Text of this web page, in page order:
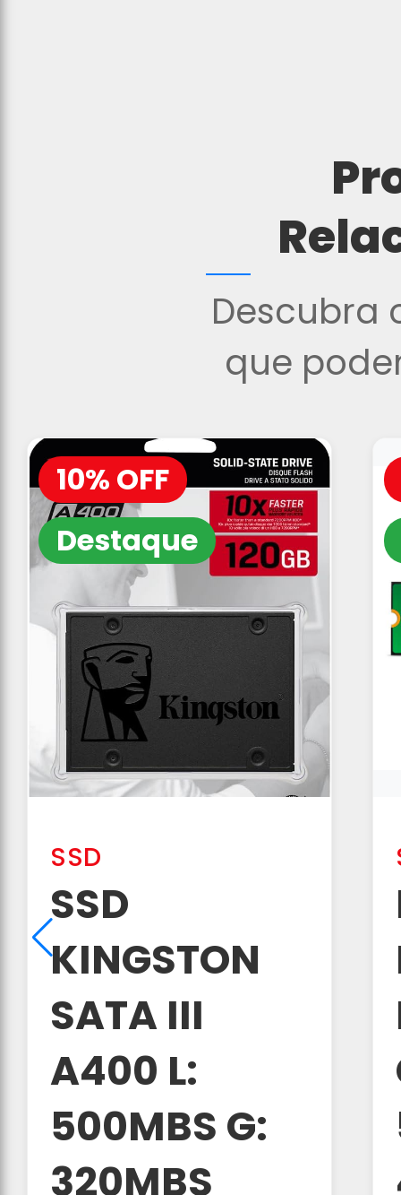
Descubra
que
10% OFF
Destaque
SSD
SSD
KINGSTON
SATA III
A400 L:
500MBS G:
320MBS